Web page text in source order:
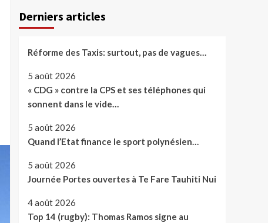
Derniers articles
Réforme des Taxis: surtout, pas de vagues…
5 août 2026
« CDG » contre la CPS et ses téléphones qui
sonnent dans le vide…
5 août 2026
Quand l’Etat finance le sport polynésien…
5 août 2026
Journée Portes ouvertes à Te Fare Tauhiti Nui
4 août 2026
Top 14 (rugby): Thomas Ramos signe au